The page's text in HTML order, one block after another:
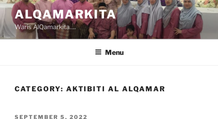
Skip
to
content
ALQAMARKITA
Waris AlQamarkita….
Menu
CATEGORY: AKTIBITI AL ALQAMAR
POSTED
SEPTEMBER 5, 2022